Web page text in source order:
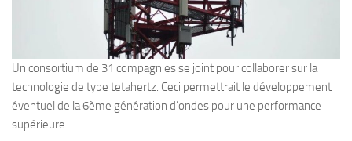
Un consortium de 31 compagnies se joint pour collaborer sur la
technologie de type tetahertz. Ceci permettrait le développement
éventuel de la 6ème génération d’ondes pour une performance
supérieure.